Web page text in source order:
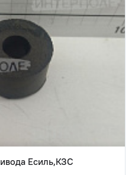
Есиль,КЗС